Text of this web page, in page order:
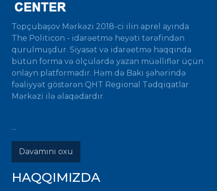
Topçubaşov Mərkəzi 2018-ci ilin aprel ayında
The Politicon - idarəetmə heyəti tərəfindən
qurulmuşdur. Siyasət və idarəetmə haqqında
bütün forma və ölçülərdə yazan müəlliflər üçün
onlayn platformadır. Həm də Bakı şəhərində
fəaliyyət göstərən QHT Regional Tədqiqatlar
Mərkəzi ilə əlaqədardır.
...
Davamını oxu
HAQQIMIZDA